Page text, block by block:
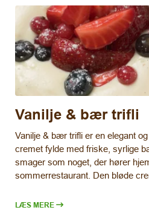
Vanilje & bær trifli
Vanilje & bær trifli er en elegant
cremet fylde med friske, syrlige
smager som noget, der hører
sommerrestaurant. Den bløde
LÆS MERE